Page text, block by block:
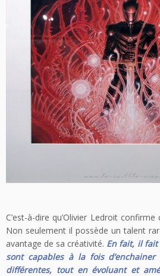
C’est-à-dire qu’Olivier Ledroit
Non seulement il possède un talent
avantage de sa créativité. En fait, il
sont capables à la fois
différentes, tout en évoluant et